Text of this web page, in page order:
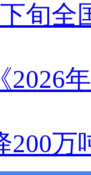
旬全
2026
200万